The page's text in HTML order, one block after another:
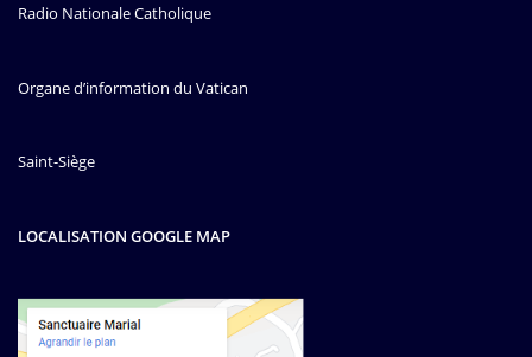
Radio Nationale Catholique
Organe d’information du Vatican
Saint-Siège
LOCALISATION GOOGLE MAP